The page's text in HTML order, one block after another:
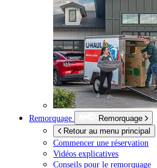
Remorquage
Remorquage
Retour au menu principal
Commencer une réservation
Vidéos explicatives
Conseils pour le remorquage